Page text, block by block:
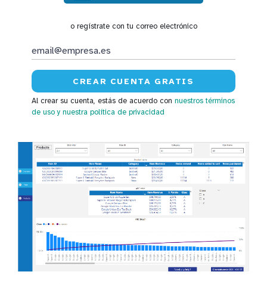
o regístrate con tu correo electrónico
Al crear su cuenta, estás de acuerdo con nuestros términos
de uso y nuestra política de privacidad